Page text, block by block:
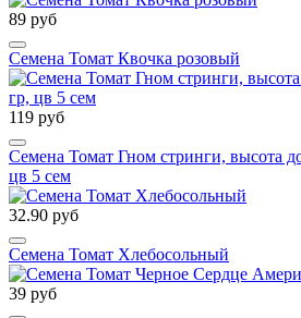
89 руб
Семена Томат Квочка розовый
119 руб
Семена Томат Гном стринги, высота
цв 5 сем
32.90 руб
Семена Томат Хлебосольный
39 руб